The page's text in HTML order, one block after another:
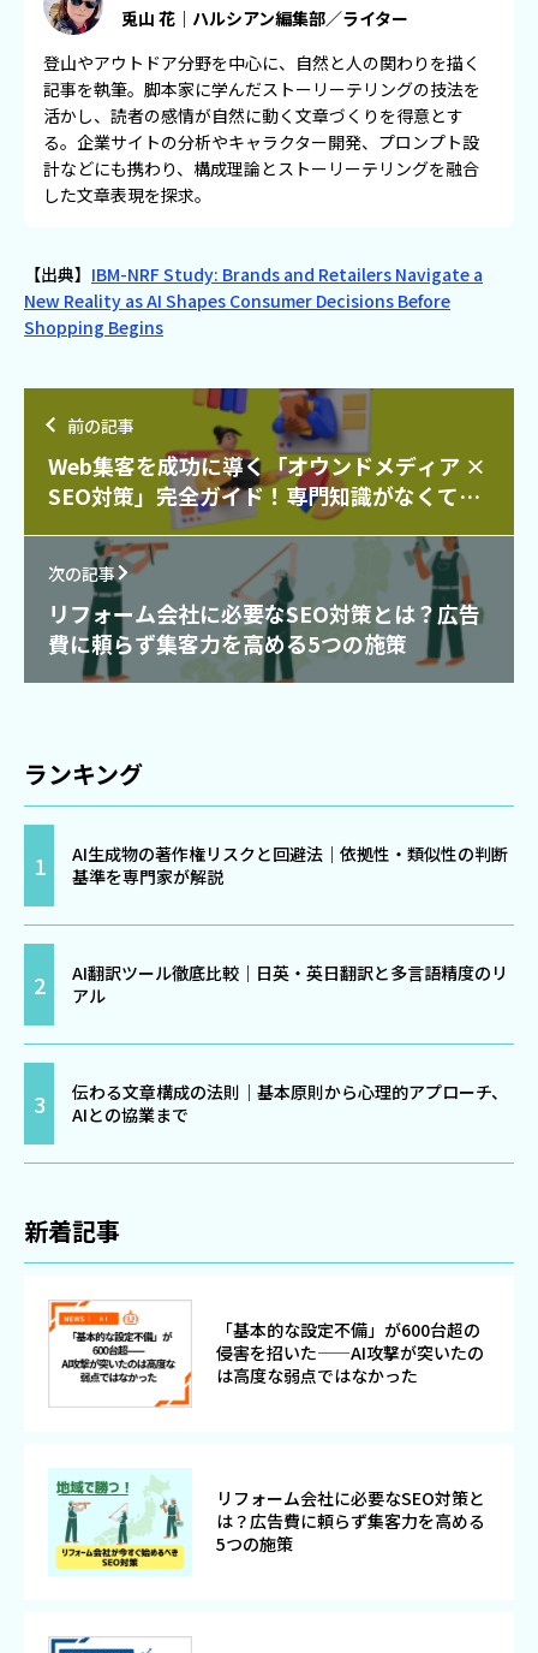
兎山 花｜ハルシアン編集部／ライター
登山やアウトドア分野を中心に、自然と人の関わりを描く
記事を執筆。脚本家に学んだストーリーテリングの技法を
活かし、読者の感情が自然に動く文章づくりを得意とす
る。企業サイトの分析やキャラクター開発、プロンプト設
計などにも携わり、構成理論とストーリーテリングを融合
した文章表現を探求。
【出典】 IBM-NRF Study: Brands and Retailers Navigate a
New Reality as AI Shapes Consumer Decisions Before
Shopping Begins
前の記事
Web集客を成功に導く「オウンドメディア ×
SEO対策」完全ガイド！専門知識がなくても
次の記事
リフォーム会社に必要なSEO対策とは？広告
費に頼らず集客力を高める5つの施策
ランキング
AI生成物の著作権リスクと回避法｜依拠性・類似性の判断
基準を専門家が解説
AI翻訳ツール徹底比較｜日英・英日翻訳と多言語精度のリ
アル
伝わる文章構成の法則｜基本原則から心理的アプローチ、
AIとの協業まで
新着記事
「基本的な設定不備」が600台超の
侵害を招いた——AI攻撃が突いたの
は高度な弱点ではなかった
リフォーム会社に必要なSEO対策と
は？広告費に頼らず集客力を高める
5つの施策